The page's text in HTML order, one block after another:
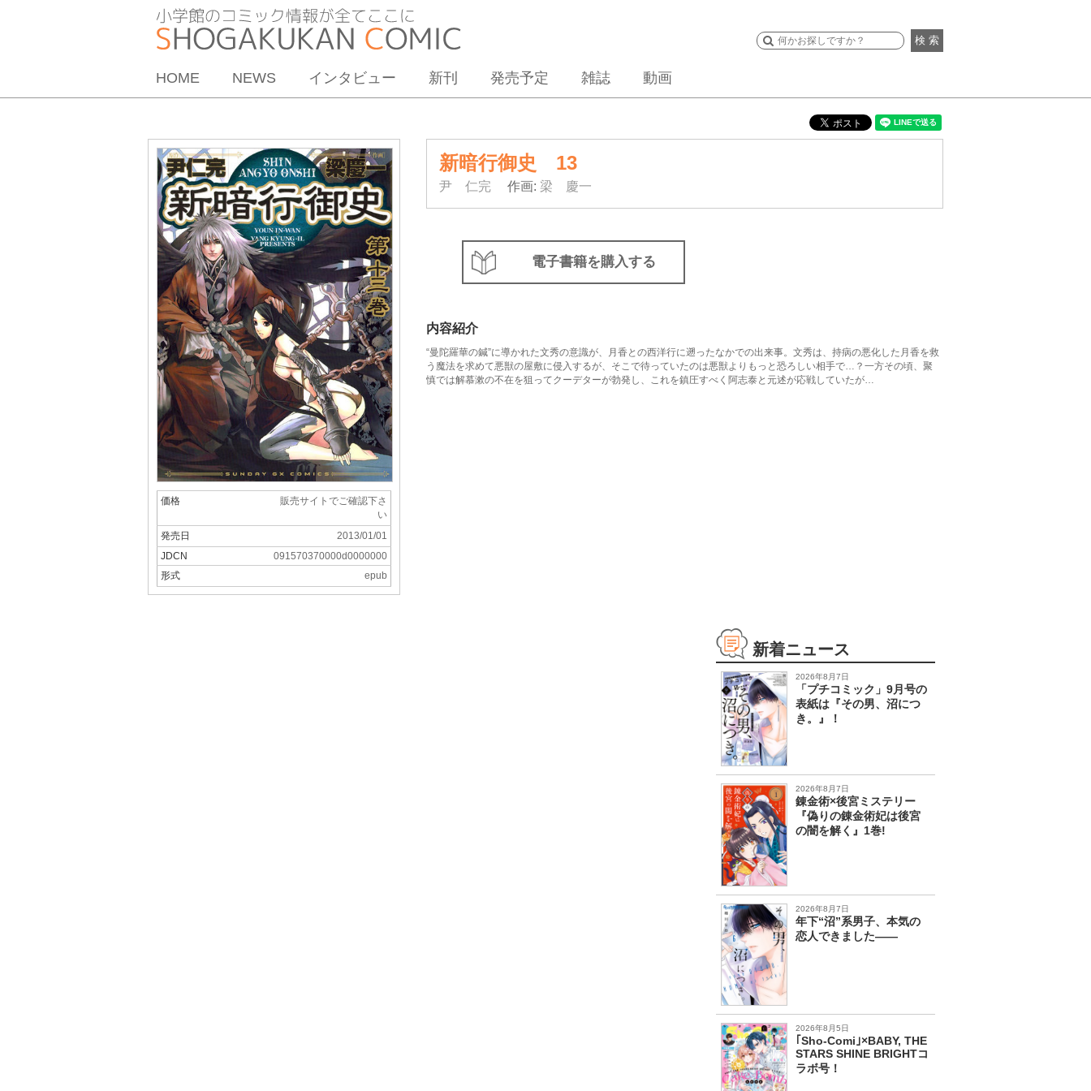
検 索
HOME NEWS インタビュー 新刊 発売予定 雑誌 動画
新暗行御史 13
尹 仁完 作画: 梁 慶一
価格
販売サイトでご確認下さ
い
発売日
2013/01/01
JDCN
091570370000d0000000
形式
epub
電子書籍を購入する
内容紹介
“曼陀羅華の鍼”に導かれた文秀の意識が、月香との西洋行に遡ったなかでの出来事。文秀は、持病の悪化した月香を救
う魔法を求めて悪獣の屋敷に侵入するが、そこで待っていたのは悪獣よりもっと恐ろしい相手で…？一方その頃、聚
慎では解慕漱の不在を狙ってクーデターが勃発し、これを鎮圧すべく阿志泰と元述が応戦していたが…
新着ニュース
2026年8月7日
「プチコミック」9月号の
表紙は『その男、沼につ
き。』！
2026年8月7日
錬金術×後宮ミステリー
『偽りの錬金術妃は後宮
の闇を解く』1巻!
2026年8月7日
年下“沼”系男子、本気の
恋人できました――
2026年8月5日
｢Sho-Comi｣×BABY, THE
STARS SHINE BRIGHTコ
ラボ号！